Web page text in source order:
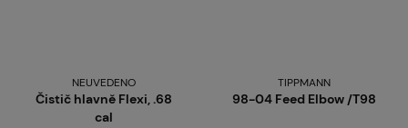
NEUVEDENO
Čistič hlavně Flexi, .68
cal
TIPPMANN
98-04 Feed Elbow /T98